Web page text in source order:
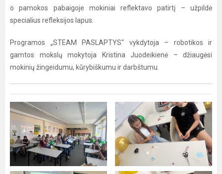
o pamokos pabaigoje mokiniai reflektavo patirtį – užpildė
specialius refleksijos lapus.
Programos „STEAM PASLAPTYS“ vykdytoja – robotikos ir
gamtos mokslų mokytoja Kristina Juodeikienė – džiaugėsi
mokinių žingeidumu, kūrybiškumu ir darbštumu.